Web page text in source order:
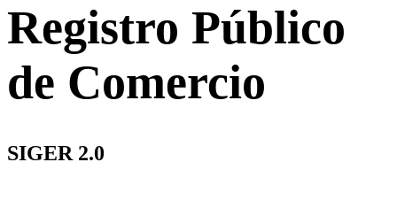
Registro Público
de Comercio
SIGER 2.0